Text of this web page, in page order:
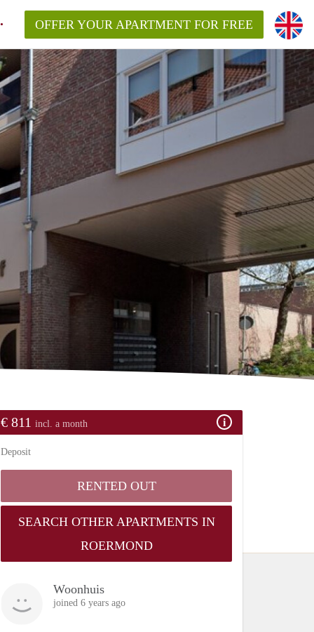
OFFER YOUR APARTMENT FOR FREE
€ 811 incl. a month
Deposit
RENTED OUT
SEARCH OTHER APARTMENTS IN
ROERMOND
Woonhuis
joined 6 years ago